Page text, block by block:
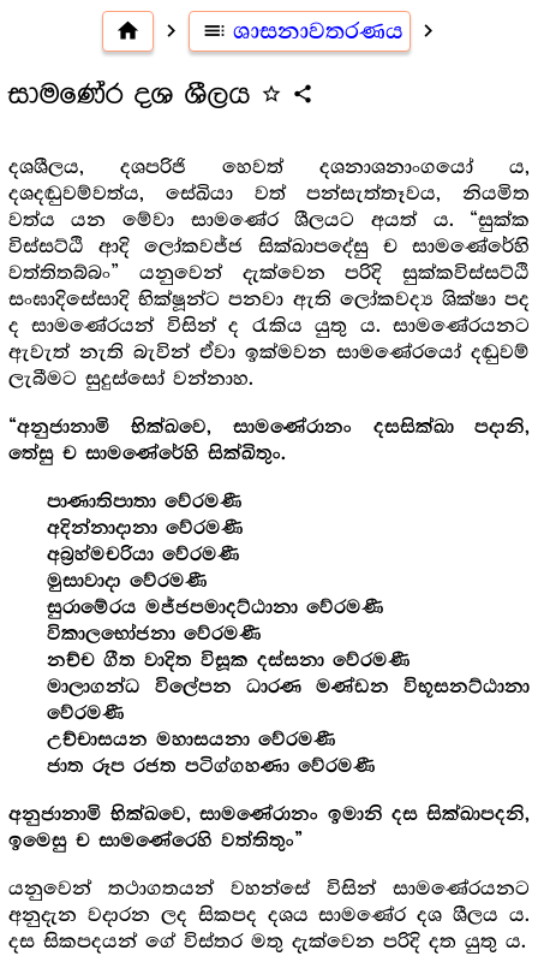
home navigate_next toc ශාසනාවතරණය navigate_next
සාමණේර දශ ශීලය star_outline share
දශශීලය, දශපරිජි හෙවත් දශනාශනාංගයෝ ය,
දශදඬුවම්වත්ය, සේඛියා වත් පන්සැත්තෑවය, නියමිත
වත්ය යන මේවා සාමණේර ශීලයට අයත් ය. “සුක්ක
විස්සට්ඨි ආදි ලෝකවජ්ජ සික්ඛාපදේසු ච සාමණේරේහි
වත්තිතබ්බං” යනුවෙන් දැක්වෙන පරිදි සුක්කවිස්සට්ඨි
සංඝාදිසේසාදි භික්ෂූන්ට පනවා ඇති ලෝකවද්‍ය ශික්ෂා පද
ද සාමණේරයන් විසින් ද රැකිය යුතු ය. සාමණේරයනට
ඇවැත් නැති බැවින් ඒවා ඉක්මවන සාමණේරයෝ දඬුවම්
ලැබීමට සුදුස්සෝ වන්නාහ.
“අනුජානාමි භික්ඛවෙ, සාමණේරානං දසසික්ඛා පදානි,
තේසු ච සාමණේරේහි සික්ඛිතුං.
පාණාතිපාතා වේරමණී
අදින්නාදානා වේරමණී
අබ්‍ර‍හ්මචරියා වේරමණී
මුසාවාදා වේරමණී
සුරාමේරය මජ්ජපමාදට්ඨානා වේරමණී
විකාලභෝජනා වේරමණී
නච්ච ගීත වාදිත විසූක දස්සනා වේරමණී
මාලාගන්ධ විලේපන ධාරණ මණ්ඩන විභූසනට්ඨානා
වේරමණී
උච්චාසයන මහාසයනා වේරමණී
ජාත රූප රජත පටිග්ගහණා වේරමණී
අනුජානාමි භික්ඛවෙ, සාමණේරානං ඉමානි දස සික්ඛාපදනි,
ඉමෙසු ච සාමණේරෙහි වත්තිතුං”
යනුවෙන් තථාගතයන් වහන්සේ විසින් සාමණේරයනට
අනුදැන වදාරන ලද සිකපද දශය සාමණේර දශ ශීලය ය.
දස සිකපදයන් ගේ විස්තර මතු දැක්වෙන පරිදි දත යුතු ය.